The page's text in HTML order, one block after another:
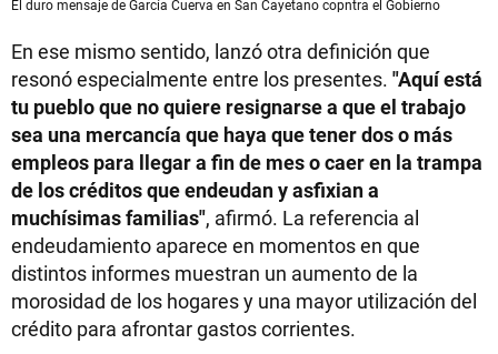
El duro mensaje de García Cuerva en San Cayetano copntra el Gobierno
En ese mismo sentido, lanzó otra definición que
resonó especialmente entre los presentes. "Aquí está
tu pueblo que no quiere resignarse a que el trabajo
sea una mercancía que haya que tener dos o más
empleos para llegar a fin de mes o caer en la trampa
de los créditos que endeudan y asfixian a
muchísimas familias", afirmó. La referencia al
endeudamiento aparece en momentos en que
distintos informes muestran un aumento de la
morosidad de los hogares y una mayor utilización del
crédito para afrontar gastos corrientes.